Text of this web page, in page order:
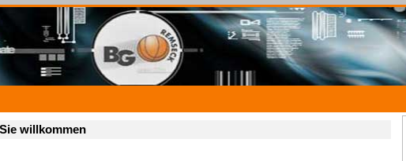
willkommen